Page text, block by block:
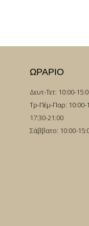
ΩΡΑΡΙΟ
Δευτ-Τετ: 10:00-
Τρ-Πέμ-Παρ: 10:00-
17:30-21:00
Σάββατο: 10:00-